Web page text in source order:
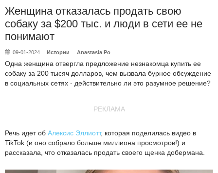
Женщина отказалась продать свою
собаку за $200 тыс. и люди в сети ее не
понимают
09-01-2024 Истории Anastasia Po
Одна женщина отвергла предложение незнакомца купить ее
собаку за 200 тысяч долларов, чем вызвала бурное обсуждение
в социальных сетях - действительно ли это разумное решение?
РЕКЛАМА
Речь идет об Алексис Эллиотт, которая поделилась видео в
TikTok (и оно собрало больше миллиона просмотров!) и
рассказала, что отказалась продать своего щенка добермана.